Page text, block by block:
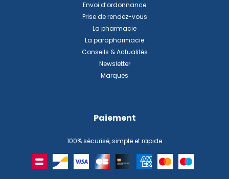
Envoi d’ordonnance
Prise de rendez-vous
La pharmacie
La parapharmacie
Conseils & Actualités
Newsletter
Marques
Paiement
100% sécurisé, simple et rapide